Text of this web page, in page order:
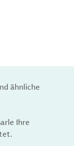
ähnliche
Ihre